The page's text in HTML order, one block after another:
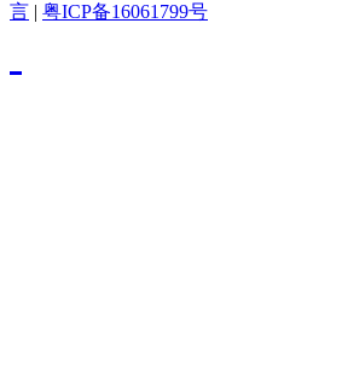
言 | 粤ICP备16061799号